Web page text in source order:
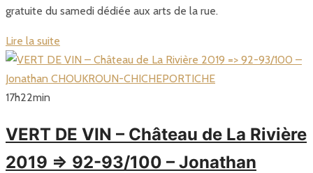
gratuite du samedi dédiée aux arts de la rue.
Lire la suite
17h22min
VERT DE VIN – Château de La Rivière
2019 => 92-93/100 – Jonathan